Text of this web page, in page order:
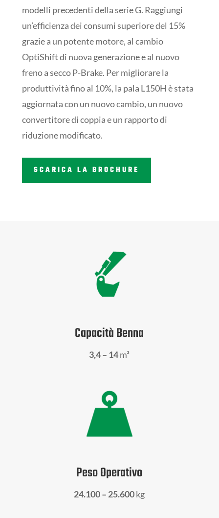
modelli precedenti della serie G. Raggiungi
un’efficienza dei consumi superiore del 15%
grazie a un potente motore, al cambio
OptiShift di nuova generazione e al nuovo
freno a secco P-Brake. Per migliorare la
produttività fino al 10%, la pala L150H è stata
aggiornata con un nuovo cambio, un nuovo
convertitore di coppia e un rapporto di
riduzione modificato.
SCARICA LA BROCHURE
Capacità Benna
3,4 – 14m³
Peso Operativo
24.100 – 25.600kg